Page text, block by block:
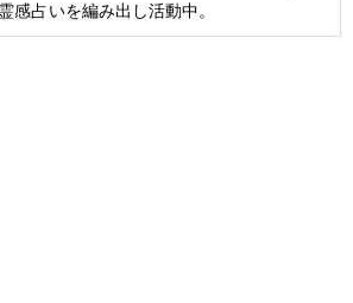
感占いを編み出し活動中。